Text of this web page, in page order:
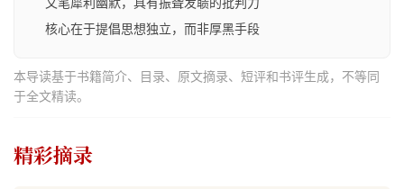
文笔犀利幽默，具有振聋发聩的批判力
核心在于提倡思想独立，而非厚黑手段
本导读基于书籍简介、目录、原文摘录、短评和书评生成，不等同
于全文精读。
精彩摘录